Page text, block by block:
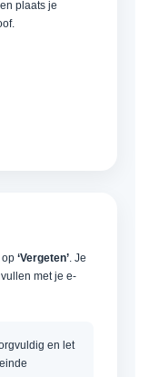
plaats je
op ‘Vergeten’. Je
met je e-
en let